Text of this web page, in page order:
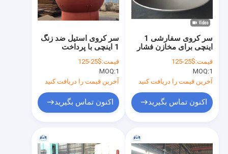
سر کروی استیل ضد زنگ
1 اینچی با پرداخت
500 درجه فارنهایت
قیمت:$25-125
MOQ:1
آخرین قیمت را دریافت کنید
اکنون تماس بگیرید
سر کروی سفارشی 1
اینچی برای مخازن فشار
10000 میلی‌متر و وزن
0.5 پوند
قیمت:$25-125
MOQ:1
آخرین قیمت را دریافت کنید
اکنون تماس بگیرید